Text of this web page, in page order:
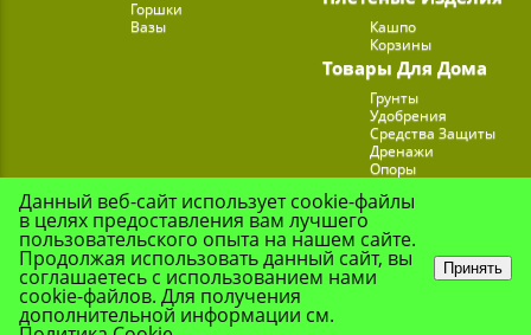
Горшки
Вазы
Кашпо
Корзины
Товары Для Дома
Грунты
Удобрения
Средства Защиты
Дренажи
Опоры
Подставки для Цветов
Данный веб-сайт использует cookie-файлы
в целях предоставления вам лучшего
пользовательского опыта на нашем сайте.
Продолжая использовать данный сайт, вы
соглашаетесь с использованием нами
cookie-файлов. Для получения
дополнительной информации см.
Принять